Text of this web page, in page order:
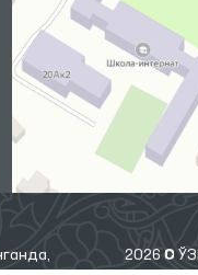
2026 ©